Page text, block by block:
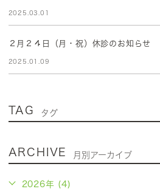
2025.03.01
２月２４日（月・祝）休診のお知らせ
2025.01.09
TAG タグ
ARCHIVE 月別アーカイブ
2026年 (4)